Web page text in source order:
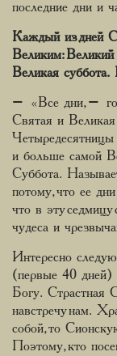
последние дни и
Каждый из дней
Великим:
Великая
– «Все дни, –
Святая и
и больше самой
Суббота.
потому, что ее
что в эту седмицу
чудеса и
Интересно
(первые 40 дней)
Богу. Страстная
навстречу нам.
собой, то
Поэтому, кто